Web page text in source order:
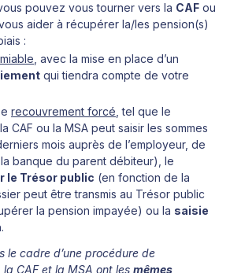
pouvez vous tourner vers la CAF ou
aider à récupérer la/les pension(s)
:
, avec la mise en place d’un
qui tiendra compte de votre
recouvrement forcé , tel que le
CAF ou la MSA peut saisir les sommes
mois auprès de l’employeur, de
banque du parent débiteur), le
le Trésor public (en fonction de la
peut être transmis au Trésor public
la pension impayée) ou la saisie
.
le cadre d’une procédure de
, la CAF et la MSA ont les mêmes